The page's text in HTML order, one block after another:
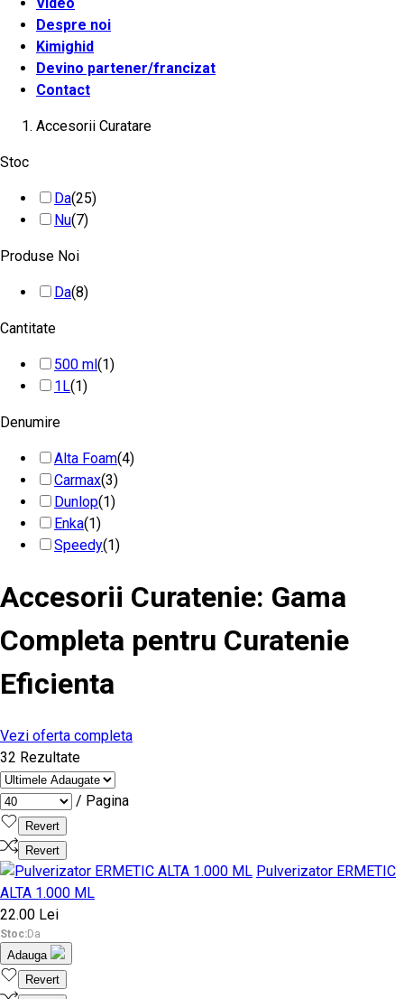
Despre noi
Kimighid
Devino partener/francizat
Contact
Accesorii Curatare
Stoc
Da(25)
Nu(7)
Produse Noi
Da(8)
Cantitate
500 ml(1)
1L(1)
Denumire
Alta Foam(4)
Carmax(3)
Dunlop(1)
Enka(1)
Speedy(1)
Accesorii Curatenie: Gama
Completa pentru Curatenie
Eficienta
Vezi oferta completa
32 Rezultate
/ Pagina
Revert
Revert
Pulverizator ERMETIC
ALTA 1.000 ML
22.00 Lei
Stoc:Da
Adauga
Revert